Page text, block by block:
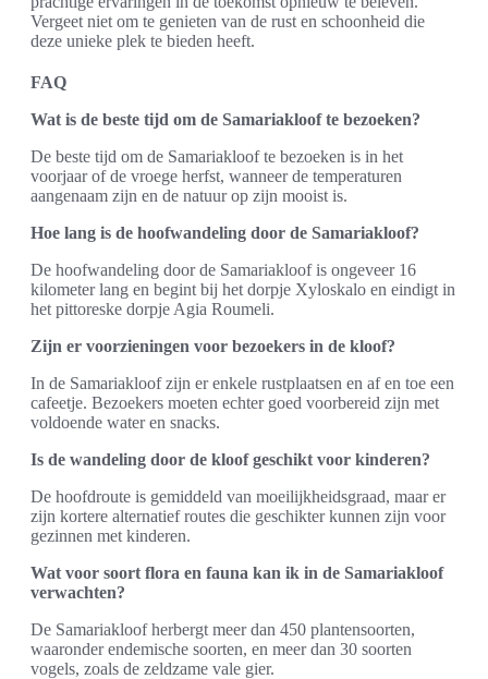
Vergeet niet om te genieten van de rust en schoonheid die
deze unieke plek te bieden heeft.
FAQ
Wat is de beste tijd om de Samariakloof te bezoeken?
De beste tijd om de Samariakloof te bezoeken is in het
voorjaar of de vroege herfst, wanneer de temperaturen
aangenaam zijn en de natuur op zijn mooist is.
Hoe lang is de hoofwandeling door de Samariakloof?
De hoofwandeling door de Samariakloof is ongeveer 16
kilometer lang en begint bij het dorpje Xyloskalo en eindigt in
het pittoreske dorpje Agia Roumeli.
Zijn er voorzieningen voor bezoekers in de kloof?
In de Samariakloof zijn er enkele rustplaatsen en af en toe een
cafeetje. Bezoekers moeten echter goed voorbereid zijn met
voldoende water en snacks.
Is de wandeling door de kloof geschikt voor kinderen?
De hoofdroute is gemiddeld van moeilijkheidsgraad, maar er
zijn kortere alternatief routes die geschikter kunnen zijn voor
gezinnen met kinderen.
Wat voor soort flora en fauna kan ik in de Samariakloof
verwachten?
De Samariakloof herbergt meer dan 450 plantensoorten,
waaronder endemische soorten, en meer dan 30 soorten
vogels, zoals de zeldzame vale gier.